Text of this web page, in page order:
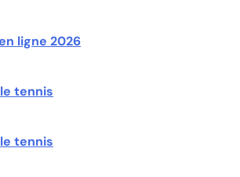
ligne 2026
tennis
tennis